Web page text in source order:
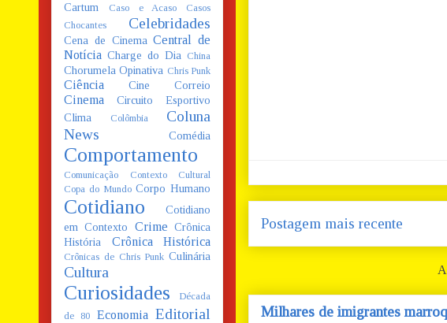
Postagem mais recente
Milhares de imigrantes
Cartum
Caso e Acaso
Casos
Chocantes
Celebridades
Cena de Cinema Central de
Notícia Charge do Dia China
Chorumela Opinativa Chris Punk
Ciência Cine Correio
Cinema
Circuito Esportivo
Clima
Colômbia
Coluna
News
Comédia
Comportamento
Comunicação
Contexto Cultural
Copa do Mundo Corpo Humano
Cotidiano
Cotidiano
em Contexto
Crime Crônica
História
Crônica Histórica
Crônicas de Chris Punk Culinária
Cultura
Curiosidades
Década
de 80
Economia Editorial